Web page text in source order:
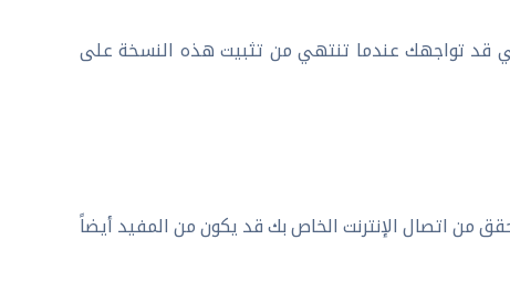
قد تواجهك عندما تنتهي من تثبيت هذه النسخة على
من اتصال الإنترنت الخاص بك قد يكون من المفيد أيضاً